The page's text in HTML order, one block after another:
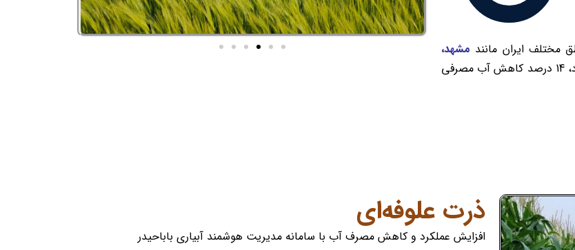
مختلف ایران مانند مشهد،
به طور میانگین باعث 17 درصد افزایش عملکرد، 14 درصد کاهش آب مصرفی
ذرت علوفه‌ای
افزایش عملکرد و کاهش مصرف آب با سامانه مدیریت هوشمند آبیاری باباحیدر